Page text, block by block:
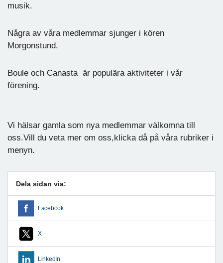
musik.
Några av våra medlemmar sjunger i kören
Morgonstund.
Boule och Canasta är populära aktiviteter i vår
förening.
Vi hälsar gamla som nya medlemmar välkomna till
oss.Vill du veta mer om oss,klicka då på våra rubriker i
menyn.
Dela sidan via:
Facebook
X
LinkedIn